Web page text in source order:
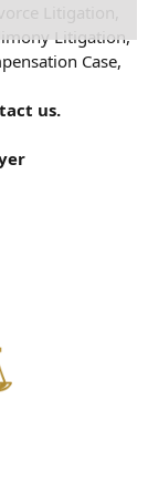
Litigation,
Litigation,
Case,
us.